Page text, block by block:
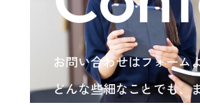
お問い合わせはフォーム
どんな些細なことでも、